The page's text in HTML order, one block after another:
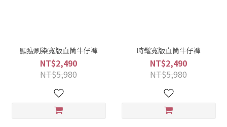
顯瘦刷染寬版直筒牛仔褲
NT$2,490
NT$5,980
時髦寬版直筒牛仔褲
NT$2,490
NT$5,980